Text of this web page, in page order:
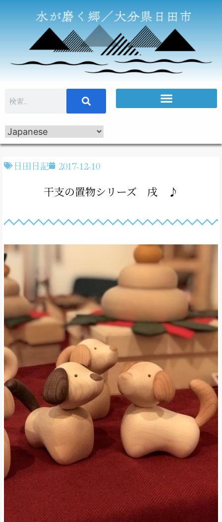
日田日記 2017-12-10
干支の置物シリーズ 戌 ♪